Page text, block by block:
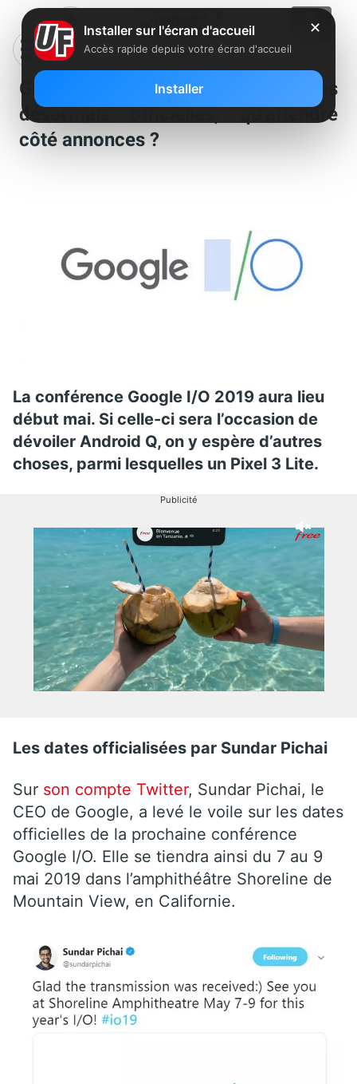
Google I/0 2019 : les dates
désormais officielles, qu’attendre
côté annonces ?
La conférence Google I/O 2019 aura lieu
début mai. Si celle-ci sera l’occasion de
dévoiler Android Q, on y espère d’autres
choses, parmi lesquelles un Pixel 3 Lite.
Publicité
Les dates officialisées par Sundar Pichai
Sur son compte Twitter, Sundar Pichai, le
CEO de Google, a levé le voile sur les dates
officielles de la prochaine conférence
Google I/O. Elle se tiendra ainsi du 7 au 9
mai 2019 dans l’amphithéâtre Shoreline de
Mountain View, en Californie.
✕
Installer sur l'écran d'accueil
Accès rapide depuis votre écran d'accueil
Installer